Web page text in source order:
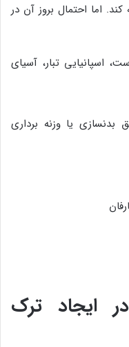
اما احتمال بروز آن در
اسپانیایی تبار، آسیای
یا وزنه برداری
ایجاد ‌ترک‌